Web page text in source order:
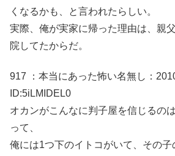
くなるかも、と言われたらしい。
実際、俺が実家に帰った理由は、親
院してたからだ。
917 ：本当にあった怖い名無し：
ID:5iLMIDEL0
オカンがこんなに判子屋を信じるの
って、
俺には1つ下のイトコがいて、その子